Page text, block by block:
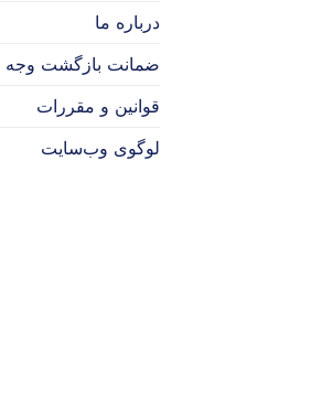
درباره ما
ضمانت بازگشت وجه
قوانین و مقررات
لوگوی وب‌سایت